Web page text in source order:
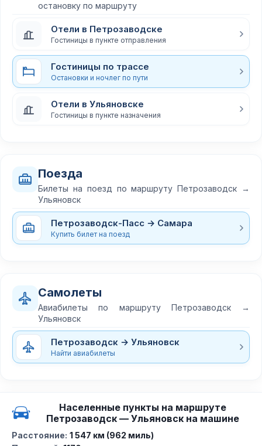
остановку по маршруту
Отели в Петрозаводске
Гостиницы в пункте отправления
Гостиницы по трассе
Остановки и ночлег по пути
Отели в Ульяновске
Гостиницы в пункте назначения
Поезда
Билеты на поезд по маршруту Петрозаводск →
Ульяновск
Петрозаводск-Пасс → Самара
Купить билет на поезд
Самолеты
Авиабилеты по маршруту Петрозаводск →
Ульяновск
Петрозаводск → Ульяновск
Найти авиабилеты
Населенные пункты на маршруте
Петрозаводск — Ульяновск на машине
Расстояние: 1 547 км (962 миль)